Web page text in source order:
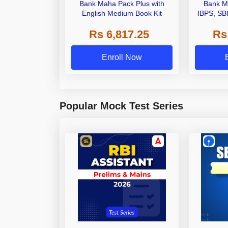
Bank Maha Pack Plus with
English Medium Book Kit
Rs 6,817.25
Enroll Now
Bank
IBPS,
Other
Popular Mock Test Series